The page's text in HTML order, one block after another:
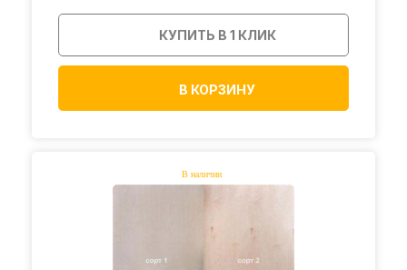
КУПИТЬ В 1 КЛИК
В КОРЗИНУ